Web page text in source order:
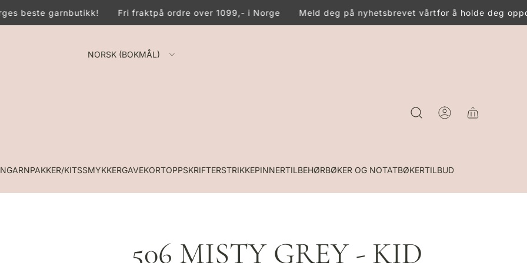
beste garnbutikk! Fri fraktpå ordre over 1099,- i Norge Meld deg på nyhetsbrevet vårtfor å holde deg
NORSK (BOKMÅL)
GARNPAKKER/KITSSMYKKERGAVEKORTOPPSKRIFTERSTRIKKEPINNERTILBEHØRBØKER OG NOTATBØKERTILBUD
506 MISTY GREY - KID